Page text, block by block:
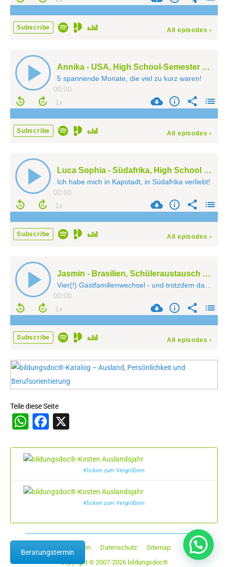
Teile diese Seite
WhatsApp
Facebook
Klicken zum Vergrößern
Klicken zum Vergrößern
Impressum Datenschutz
Sitemap
Copyright © 2007-2026 bildungsdoc®
Beratungstermin